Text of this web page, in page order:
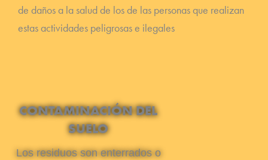
de daños a la salud de los de las personas que realizan
estas actividades peligrosas e ilegales
CONTAMINACIÓN DEL
SUELO
Los residuos son enterrados o